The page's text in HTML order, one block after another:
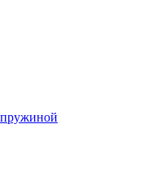
пружиной